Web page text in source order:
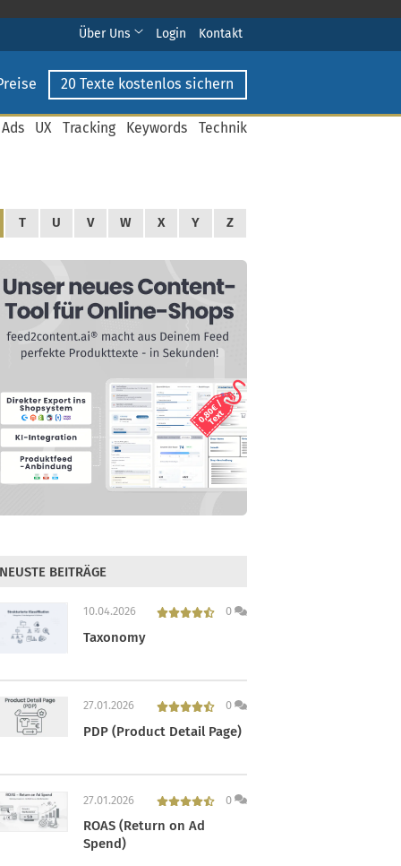
Über Uns Login Kontakt
20 Texte kostenlos sichern
UX Tracking Keywords Technik
T U V W X Y Z
NEUSTE BEITRÄGE
10.04.2026 0
Taxonomy
27.01.2026 0
PDP (Product Detail Page)
27.01.2026 0
ROAS (Return on Ad
Spend)